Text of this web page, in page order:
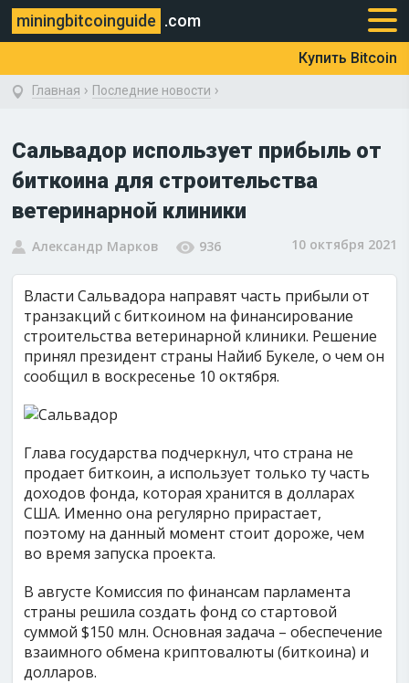
miningbitcoinguide .com
Купить Bitcoin
Главная › Последние новости ›
Сальвадор использует прибыль от
биткоина для строительства
ветеринарной клиники
Александр Марков 936 10 октября 2021
Власти Сальвадора направят часть прибыли от
транзакций с биткоином на финансирование
строительства ветеринарной клиники. Решение
принял президент страны Найиб Букеле, о чем он
сообщил в воскресенье 10 октября.
Глава государства подчеркнул, что страна не
продает биткоин, а использует только ту часть
доходов фонда, которая хранится в долларах
США. Именно она регулярно прирастает,
поэтому на данный момент стоит дороже, чем
во время запуска проекта.
В августе Комиссия по финансам парламента
страны решила создать фонд со стартовой
суммой $150 млн. Основная задача – обеспечение
взаимного обмена криптовалюты (биткоина) и
долларов.